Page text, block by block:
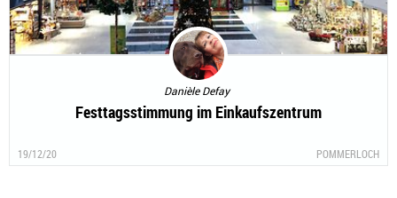
Danièle Defay
Festtagsstimmung im Einkaufszentrum
19/12/20 POMMERLOCH